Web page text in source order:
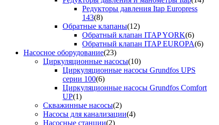
Редукторы давления Itap Europress
143(8)
Обратные клапаны(12)
Обратный клапан ITAP YORK(6)
Обратный клапан ITAP EUROPA(6)
Насосное оборудование(23)
Циркуляционные насосы(10)
Циркуляционные насосы Grundfos UPS
серии 100(6)
Циркуляционные насосы Grundfos Comfort
UP(1)
Скважинные насосы(2)
Насосы для канализации(4)
Насосные станции(2)